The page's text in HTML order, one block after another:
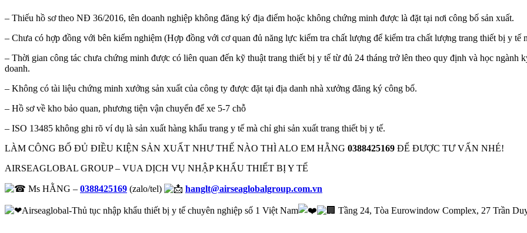
– Thiếu hồ sơ theo NĐ 36/2016, tên doanh nghiệp không đăng ký địa điểm hoặc không chứng minh được là đặt tại nơi công bố sản xuất.
– Chưa có hợp đồng với bên kiểm nghiệm (Hợp đồng với cơ quan đủ năng lực kiểm tra chất lượng để kiểm tra chất lượng trang thiết bị y tế
– Thời gian công tác chưa chứng minh được có liên quan đến kỹ thuật trang thiết bị y tế từ đủ 24 tháng trở lên theo quy định và học ngành
doanh.
– Không có tài liệu chứng minh xưởng sản xuất của công ty được đặt tại địa danh nhà xưởng đăng ký công bố.
– Hồ sơ về kho bảo quan, phương tiện vận chuyển để xe 5-7 chỗ
– ISO 13485 không ghi rõ ví dụ là sản xuất hàng khẩu trang y tế mà chỉ ghi sản xuất trang thiết bị y tế.
LÀM CÔNG BỐ ĐỦ ĐIỀU KIỆN SẢN XUẤT NHƯ THẾ NÀO THÌ ALO EM HẰNG 0388425169 ĐỂ ĐƯỢC TƯ VẤN NHÉ!
AIRSEAGLOBAL GROUP – VUA DỊCH VỤ NHẬP KHẨU THIẾT BỊ Y TẾ
Ms HẰNG – 0388425169 (zalo/tel) hanglt@airseaglobalgroup.com.vn
Airseaglobal-Thủ tục nhập khẩu thiết bị y tế chuyên nghiệp số 1 Việt Nam Tầng 24, Tòa Eurowindow Complex, 27 Trần